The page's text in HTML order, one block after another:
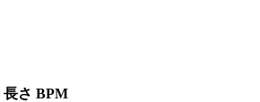
長さ BPM